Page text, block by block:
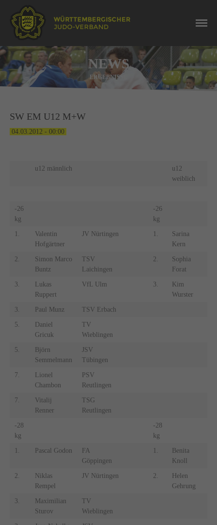
NEWS
ERGEBNISSE
SW EM U12 M+W
04.03.2012 - 00:00
u12 männlich
u12
weiblich
-26
kg
-26
kg
1.
Valentin
Hofgärtner
JV Nürtingen 1.
Sarina
Kern
2.
Simon Marco
Buntz
TSV
Laichingen
2.
Sophia
Forat
3.
Lukas
Ruppert
VfL Ulm 3.
Kim
Wurster
3. Paul Munz TSV Erbach
5.
Daniel
Gricuk
TV
Wieblingen
5.
Björn
Semmelmann
JSV
Tübingen
7.
Lionel
Chambon
PSV
Reutlingen
7.
Vitalij
Renner
TSG
Reutlingen
-28
kg
-28
kg
1. Pascal Godon
FA
Göppingen
1.
Benita
Knoll
2.
Niklas
Rempel
JV Nürtingen 2.
Helen
Gehrung
3.
Maximilian
Sturov
TV
Wieblingen